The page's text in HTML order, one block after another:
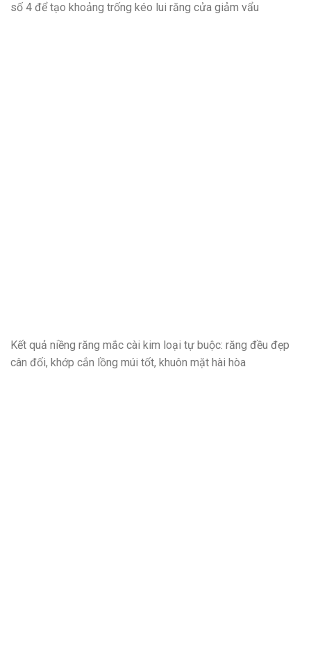
số 4 để tạo khoảng trống kéo lui răng cửa giảm vẩu
Kết quả niềng răng mắc cài kim loại tự buộc: răng đều đẹp
cân đối, khớp cắn lồng múi tốt, khuôn mặt hài hòa